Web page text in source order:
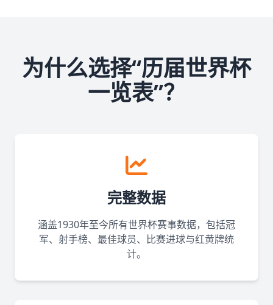
为什么选择“历届世界杯
一览表”？
完整数据
涵盖1930年至今所有世界杯赛事数据，包括冠
军、射手榜、最佳球员、比赛进球与红黄牌统
计。